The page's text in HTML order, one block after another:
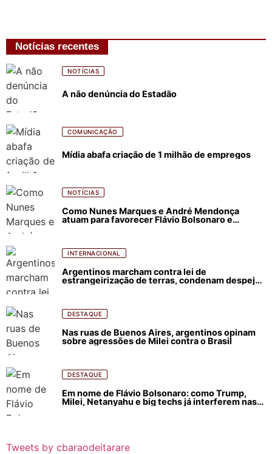
Notícias recentes
NOTÍCIAS
A não denúncia do Estadão
COMUNICAÇÃO
Mídia abafa criação de 1 milhão de empregos
NOTÍCIAS
Como Nunes Marques e André Mendonça
atuam para favorecer Flávio Bolsonaro e
INTERNACIONAL
Argentinos marcham contra lei de
estrangeirização de terras, condenam despejos
DESTAQUE
Nas ruas de Buenos Aires, argentinos opinam
sobre agressões de Milei contra o Brasil
DESTAQUE
Em nome de Flávio Bolsonaro: como Trump,
Milei, Netanyahu e big techs já interferem nas
Tweets by cbaraodeitarare